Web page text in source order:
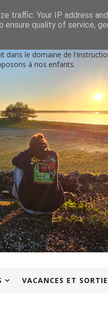
en herbe
dans le domaine de
à nos enfants.
VACANCES ET
traffic. Your IP address
quality of service,